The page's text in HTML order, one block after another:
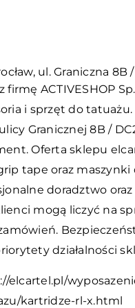
ul. Graniczna 8B
ACTIVESHOP
i sprzęt do tatuażu.
Granicznej 8B /
Oferta sklepu
tape oraz
doradztwo
mogą liczyć na
działalności
elcartel.pl/
kartridze-rl-x.html